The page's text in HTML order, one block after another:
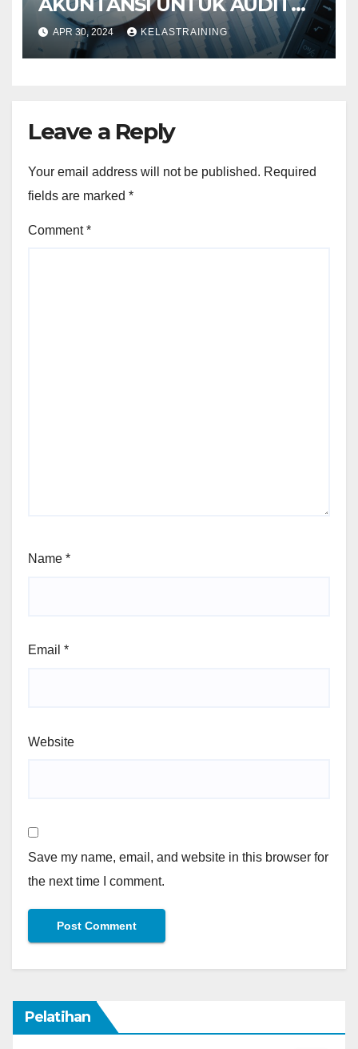
INVESTIGATIF
APR 30, 2024 KELASTRAINING
Leave a Reply
Your email address will not be published. Required
fields are marked *
Comment*
Name *
Email *
Website
Save my name, email, and website in this browser for
the next time I comment.
Pelatihan